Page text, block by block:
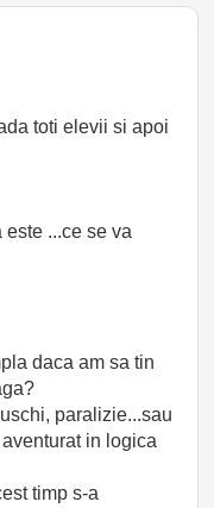
toti elevii si apoi
...ce se va
daca am sa tin
paralizie...sau
in logica
timp s-a